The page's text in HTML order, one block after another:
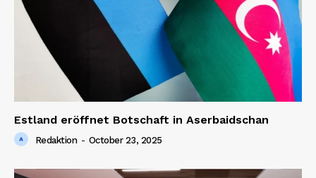
Estland eröffnet Botschaft in Aserbaidschan
Redaktion - October 23, 2025